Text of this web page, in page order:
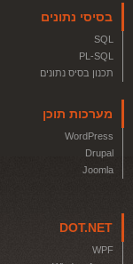
בסיסי נתונים
SQL
PL-SQL
תכנון בסיס נתונים
מערכות תוכן
WordPress
Drupal
Joomla
DOT.NET
WPF